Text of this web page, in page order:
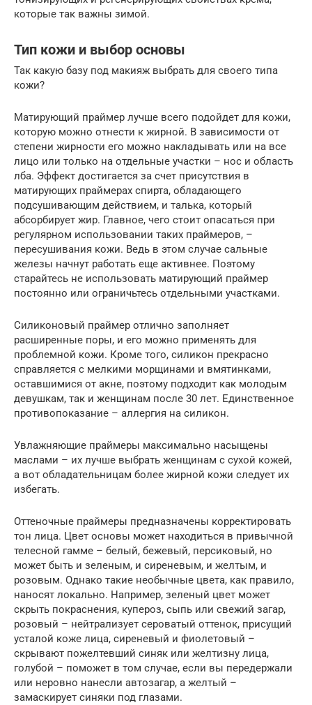
которые так важны зимой.
Тип кожи и выбор основы
Так какую базу под макияж выбрать для своего типа
кожи?
Матирующий праймер лучше всего подойдет для кожи,
которую можно отнести к жирной. В зависимости от
степени жирности его можно накладывать или на все
лицо или только на отдельные участки – нос и область
лба. Эффект достигается за счет присутствия в
матирующих праймерах спирта, обладающего
подсушивающим действием, и талька, который
абсорбирует жир. Главное, чего стоит опасаться при
регулярном использовании таких праймеров, –
пересушивания кожи. Ведь в этом случае сальные
железы начнут работать еще активнее. Поэтому
старайтесь не использовать матирующий праймер
постоянно или ограничьтесь отдельными участками.
Силиконовый праймер отлично заполняет
расширенные поры, и его можно применять для
проблемной кожи. Кроме того, силикон прекрасно
справляется с мелкими морщинами и вмятинками,
оставшимися от акне, поэтому подходит как молодым
девушкам, так и женщинам после 30 лет. Единственное
противопоказание – аллергия на силикон.
Увлажняющие праймеры максимально насыщены
маслами – их лучше выбрать женщинам с сухой кожей,
а вот обладательницам более жирной кожи следует их
избегать.
Оттеночные праймеры предназначены корректировать
тон лица. Цвет основы может находиться в привычной
телесной гамме – белый, бежевый, персиковый, но
может быть и зеленым, и сиреневым, и желтым, и
розовым. Однако такие необычные цвета, как правило,
наносят локально. Например, зеленый цвет может
скрыть покраснения, купероз, сыпь или свежий загар,
розовый – нейтрализует сероватый оттенок, присущий
усталой коже лица, сиреневый и фиолетовый –
скрывают пожелтевший синяк или желтизну лица,
голубой – поможет в том случае, если вы передержали
или неровно нанесли автозагар, а желтый –
замаскирует синяки под глазами.